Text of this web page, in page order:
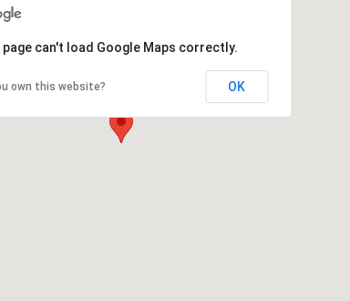
page can't load Google Maps correctly.
own this website? OK